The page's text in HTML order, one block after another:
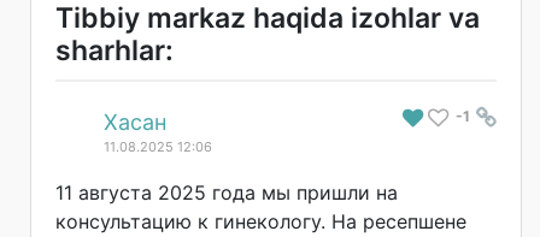
Tibbiy markaz haqida izohlar va
sharhlar:
# -1
Хасан
11.08.2025 12:06
11 августа 2025 года мы пришли на
консультацию к гинекологу. На ресепшене